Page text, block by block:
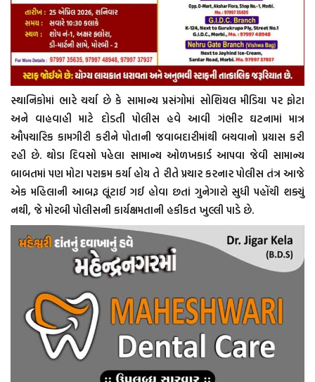
સ્થાનિકોમાં ભારે ચર્ચા છે કે સામાન્ય પ્રસંગોમાં સોશિયલ મીડિયા પર ફોટા
અને વાહવાહી માટે દોડતી પોલીસ હવે આવી ગંભીર ઘટનામાં માત્ર
ઔપચારિક કામગીરી કરીને પોતાની જવાબદારીમાંથી બચવાનો પ્રયાસ કરી
રહી છે. થોડા દિવસો પહેલા સામાન્ય ઓળખકાર્ડ આપવા જેવી સામાન્ય
બાબતમાં પણ મોટા પરાક્રમ કર્યા હોય તે રીતે પ્રચાર કરનાર પોલીસ તંત્ર આજે
એક મહિલાની આબરૂ લૂંટાઈ ગઈ હોવા છતાં ગુનેગારો સુધી પહોંચી શક્યું
નથી, જે મોરબી પોલીસની કાર્યક્ષમતાની હકીકત ખુલ્લી પાડે છે.